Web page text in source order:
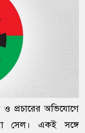
ও প্রচারের অভিযোগে
সেল। একই সঙ্গে